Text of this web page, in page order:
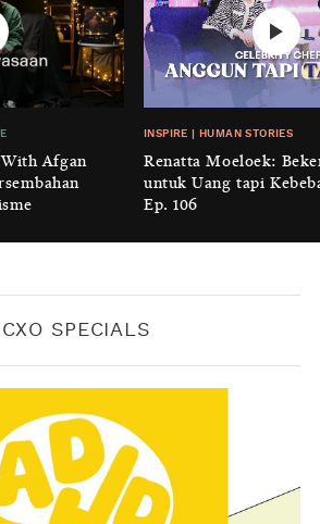
INTEREST|HOME
No Place Like: Camping Ground
Cidulang
KONTRIBUTOR CXO MEDIA
GENERAL KNOWLEDGE
Luruhnya Daun Terakhir: Kala
'Benteng Alam' yang Tak Lagi Bisa
Melindungi
BYKONTRIBUTOR CXO MEDIA
Afgan
INSPIRE HUMAN STORIES
Renatta Moeloek:
untuk Uang tapi
Ep. 106
CXO SPECIALS